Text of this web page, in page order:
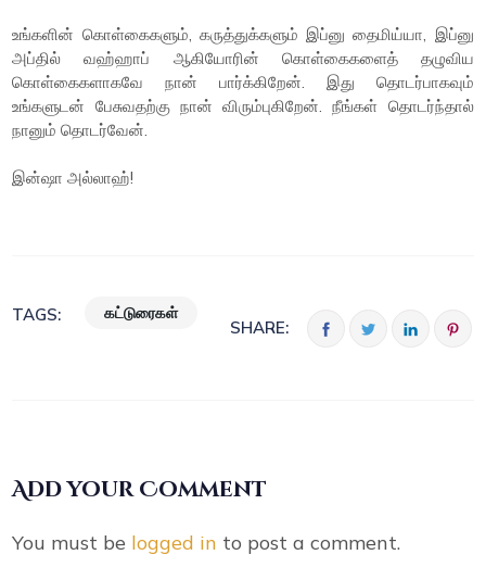
உங்களின் கொள்கைகளும், கருத்துக்களும் இப்னு தைமிய்யா, இப்னு
அப்தில் வஹ்ஹாப் ஆகியோரின் கொள்கைகளைத் தழுவிய
கொள்கைகளாகவே நான் பார்க்கிறேன். இது தொடர்பாகவும்
உங்களுடன் பேசுவதற்கு நான் விரும்புகிறேன். நீங்கள் தொடர்ந்தால்
நானும் தொடர்வேன்.
இன்ஷா அல்லாஹ்!
TAGS: கட்டுரைகள்
SHARE:
Add your Comment
You must be logged in to post a comment.